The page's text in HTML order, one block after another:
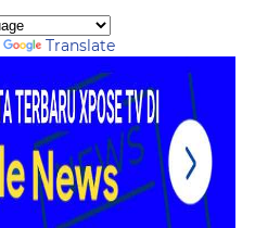
Translate